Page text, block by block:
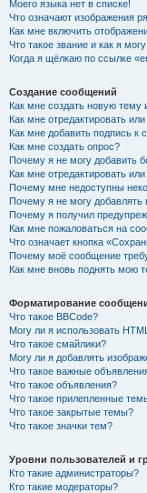
Моего языка нет в списке!
Что означают изображения
Как мне включить
Что такое звание и как я
Когда я щёлкаю по ссылке
Создание сообщений
Как мне создать новую тему
Как мне отредактировать
Как мне добавить подпись к
Как мне создать опрос?
Почему я не могу добавить
Как мне отредактировать
Почему мне недоступны
Почему я не могу добавлять
Почему я получил
Как мне пожаловаться на
Что означает кнопка
Почему моё сообщение
Как мне вновь поднять мою
Форматирование
Что такое BBCode?
Могу ли я использовать
Что такое смайлики?
Могу ли я добавлять
Что такое важные
Что такое объявления?
Что такое прилепленные
Что такое закрытые темы?
Что такое значки тем?
Уровни пользователей и
Кто такие администраторы?
Кто такие модераторы?